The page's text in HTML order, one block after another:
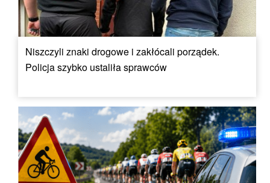
Niszczyli znaki drogowe i zakłócali porządek.
Policja szybko ustaliła sprawców